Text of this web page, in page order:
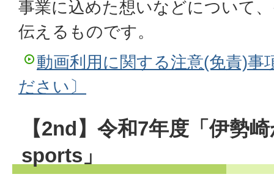
事業に込めた想いなどについて
伝えるものです。
動画利用に関する注意(免責)事
ださい〕
【2nd】令和7年度「伊勢
sports」